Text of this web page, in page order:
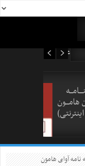
هامـــون
نامه آوای هامون